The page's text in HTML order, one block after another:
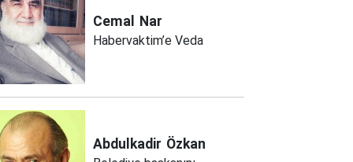
Cemal Nar
Habervaktim’e Veda
Abdulkadir Özkan